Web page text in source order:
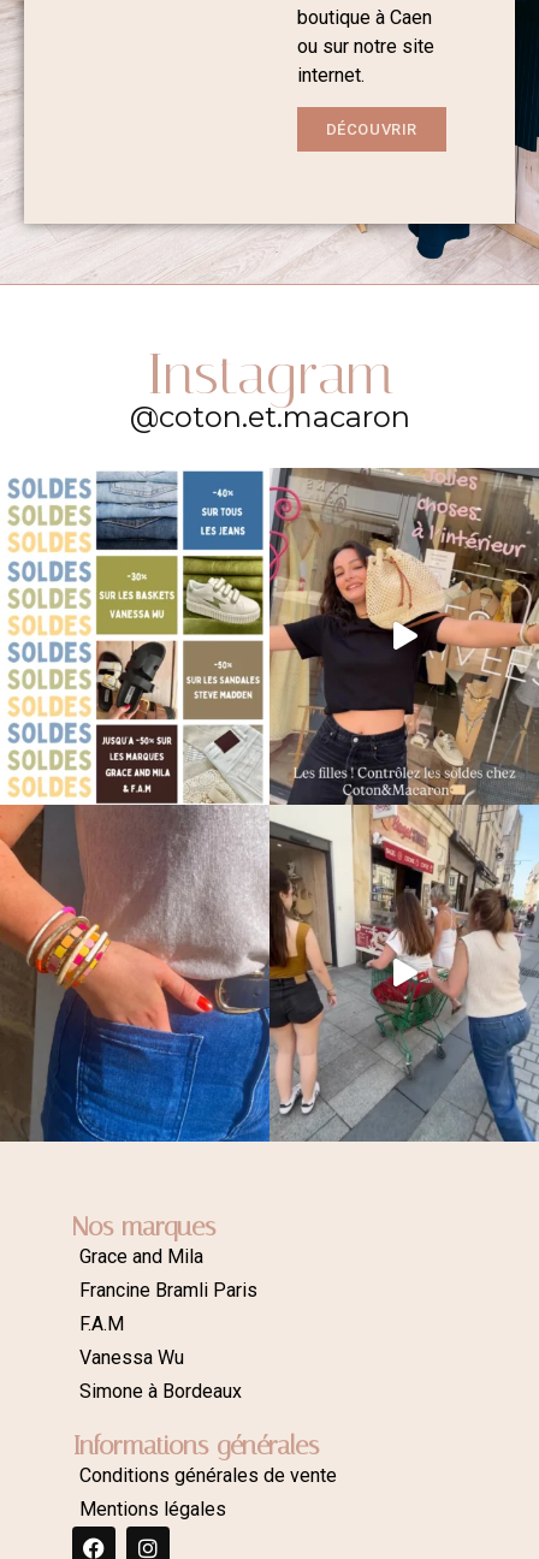
boutique à Caen
ou sur notre site
internet.
DÉCOUVRIR
Instagram
@coton.et.macaron
Nos marques
Grace and Mila
Francine Bramli Paris
F.A.M
Vanessa Wu
Simone à Bordeaux
Informations générales
Conditions générales de vente
Mentions légales